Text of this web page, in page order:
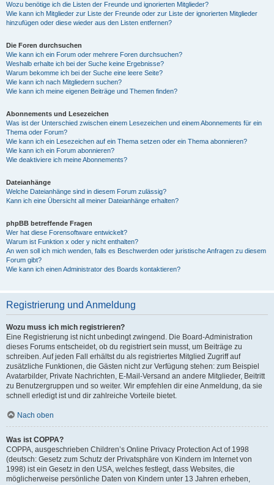
Wozu benötige ich die Listen der Freunde und ignorierten Mitglieder?
Wie kann ich Mitglieder zur Liste der Freunde oder zur Liste der ignorierten Mitglieder
hinzufügen oder diese wieder aus den Listen entfernen?
Die Foren durchsuchen
Wie kann ich ein Forum oder mehrere Foren durchsuchen?
Weshalb erhalte ich bei der Suche keine Ergebnisse?
Warum bekomme ich bei der Suche eine leere Seite?
Wie kann ich nach Mitgliedern suchen?
Wie kann ich meine eigenen Beiträge und Themen finden?
Abonnements und Lesezeichen
Was ist der Unterschied zwischen einem Lesezeichen und einem Abonnements für ein
Thema oder Forum?
Wie kann ich ein Lesezeichen auf ein Thema setzen oder ein Thema abonnieren?
Wie kann ich ein Forum abonnieren?
Wie deaktiviere ich meine Abonnements?
Dateianhänge
Welche Dateianhänge sind in diesem Forum zulässig?
Kann ich eine Übersicht all meiner Dateianhänge erhalten?
phpBB betreffende Fragen
Wer hat diese Forensoftware entwickelt?
Warum ist Funktion x oder y nicht enthalten?
An wen soll ich mich wenden, falls es Beschwerden oder juristische Anfragen zu diesem
Forum gibt?
Wie kann ich einen Administrator des Boards kontaktieren?
Registrierung und Anmeldung
Wozu muss ich mich registrieren?
Eine Registrierung ist nicht unbedingt zwingend. Die Board-Administration
dieses Forums entscheidet, ob du registriert sein musst, um Beiträge zu
schreiben. Auf jeden Fall erhältst du als registriertes Mitglied Zugriff auf
zusätzliche Funktionen, die Gästen nicht zur Verfügung stehen: zum Beispiel
Avatarbilder, Private Nachrichten, E-Mail-Versand an andere Mitglieder, Beitritt
zu Benutzergruppen und so weiter. Wir empfehlen dir eine Anmeldung, da sie
schnell erledigt ist und dir zahlreiche Vorteile bietet.
Nach oben
Was ist COPPA?
COPPA, ausgeschrieben Children’s Online Privacy Protection Act of 1998
(deutsch: Gesetz zum Schutz der Privatsphäre von Kindern im Internet von
1998) ist ein Gesetz in den USA, welches festlegt, dass Websites, die
möglicherweise persönliche Daten von Kindern unter 13 Jahren erheben,